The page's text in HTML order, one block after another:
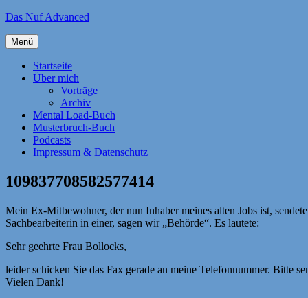
Zum
springen
Das Nuf Advanced
Menü
Startseite
Über mich
Vorträge
Archiv
Mental Load-Buch
Musterbruch-Buch
Podcasts
Impressum & Datenschutz
109837708582577414
Mein Ex-Mitbewohner, der nun Inhaber meines alten Jobs ist,
Sachbearbeiterin in einer, sagen wir „Behörde“. Es lautete:
Sehr geehrte Frau Bollocks,
leider schicken Sie das Fax gerade an meine Telefonnummer. Bitte
Vielen Dank!